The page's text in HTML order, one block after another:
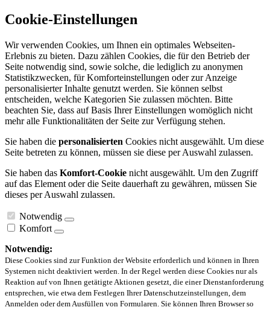
Cookie-Einstellungen
Wir verwenden Cookies, um Ihnen ein optimales Webseiten-
Erlebnis zu bieten. Dazu zählen Cookies, die für den Betrieb der
Seite notwendig sind, sowie solche, die lediglich zu anonymen
Statistikzwecken, für Komforteinstellungen oder zur Anzeige
personalisierter Inhalte genutzt werden. Sie können selbst
entscheiden, welche Kategorien Sie zulassen möchten. Bitte
beachten Sie, dass auf Basis Ihrer Einstellungen womöglich nicht
mehr alle Funktionalitäten der Seite zur Verfügung stehen.
Sie haben die personalisierten Cookies nicht ausgewählt. Um diese
Seite betreten zu können, müssen sie diese per Auswahl zulassen.
Sie haben das Komfort-Cookie nicht ausgewählt. Um den Zugriff
auf das Element oder die Seite dauerhaft zu gewähren, müssen Sie
dieses per Auswahl zulassen.
Notwendig
Komfort
Notwendig:
Diese Cookies sind zur Funktion der Website erforderlich und können in Ihren
Systemen nicht deaktiviert werden. In der Regel werden diese Cookies nur als
Reaktion auf von Ihnen getätigte Aktionen gesetzt, die einer Dienstanforderung
entsprechen, wie etwa dem Festlegen Ihrer Datenschutzeinstellungen, dem
Anmelden oder dem Ausfüllen von Formularen. Sie können Ihren Browser so